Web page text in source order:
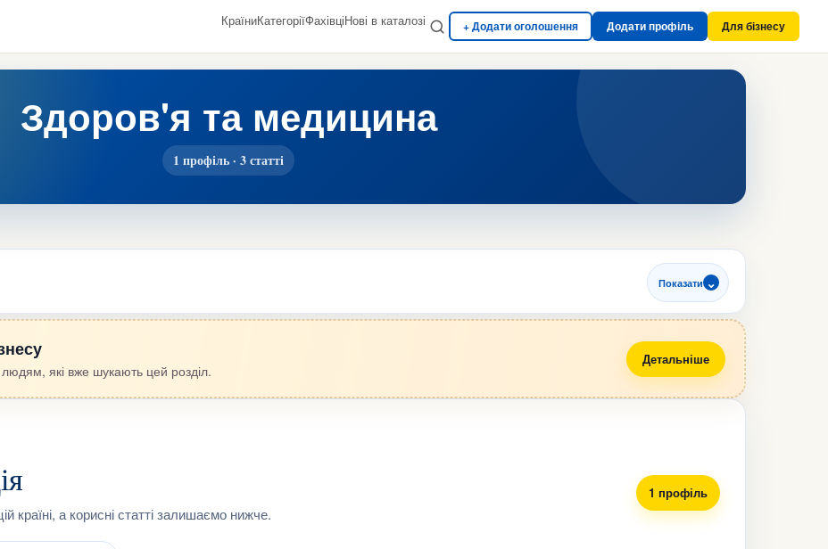
КраїниКатегоріїФахівціНові в каталозі + Додати оголошення Додати профіль Для бізнесу
Здоров'я та медицина
1 профіль · 3 статті
Показати
які вже шукають цей розділ.
Детальніше
країні, а корисні статті залишаємо нижче.
1 профіль